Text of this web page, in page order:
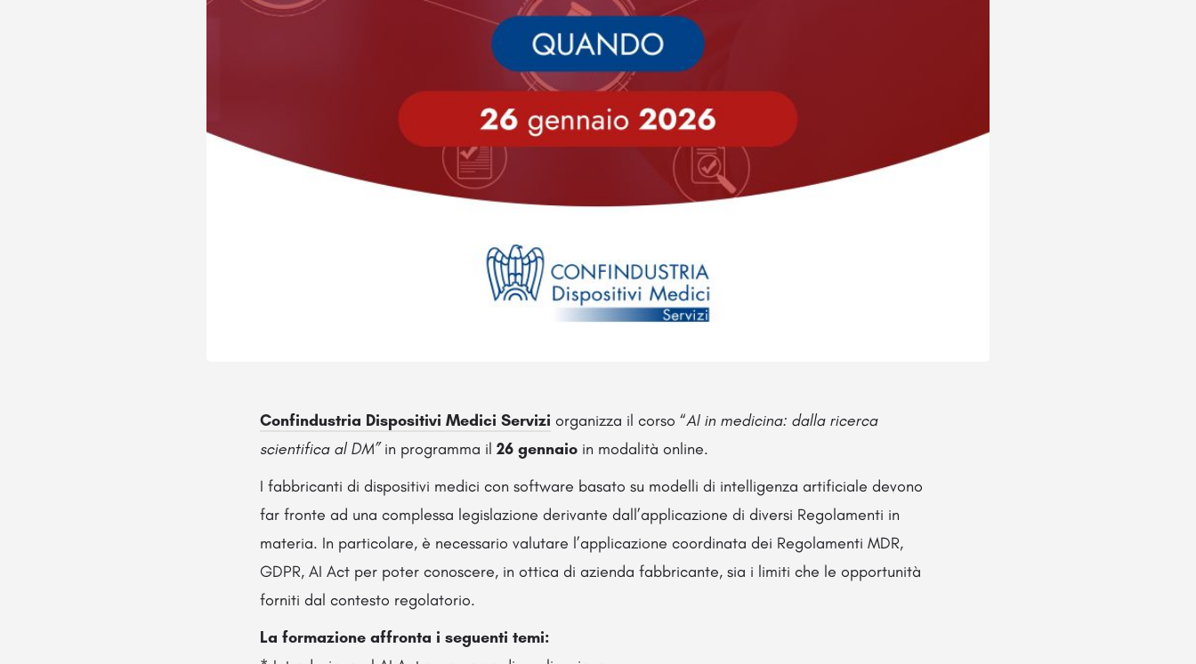
Confindustria Dispositivi Medici Servizi organizza il corso “AI in medicina: dalla ricerca
scientifica al DM”in programma il 26 gennaio in modalità online.
I fabbricanti di dispositivi medici con software basato su modelli di intelligenza artificiale devono
far fronte ad una complessa legislazione derivante dall’applicazione di diversi Regolamenti in
materia. In particolare, è necessario valutare l’applicazione coordinata dei Regolamenti MDR,
GDPR, AI Act per poter conoscere, in ottica di azienda fabbricante, sia i limiti che le opportunità
forniti dal contesto regolatorio.
La formazione affronta i seguenti temi: